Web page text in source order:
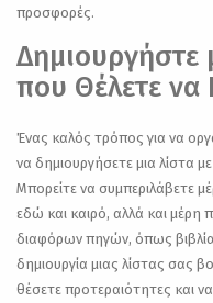
προσφορές.
Δημιουργήστε
που Θέλετε να
Ένας καλός τρόπος για να
να δημιουργήσετε μια λίστα
Μπορείτε να συμπεριλάβετε
εδώ και καιρό, αλλά και
διαφόρων πηγών, όπως βιβλία,
δημιουργία μιας λίστας σας
θέσετε προτεραιότητες και